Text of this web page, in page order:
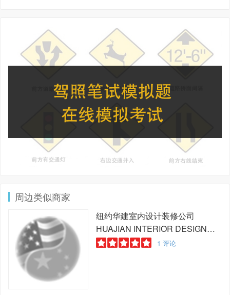
周边类似商家
纽约华建室内设计装修公司
HUAJIAN INTERIOR DESIGN
AND DECORATION COMPANY
1 评论